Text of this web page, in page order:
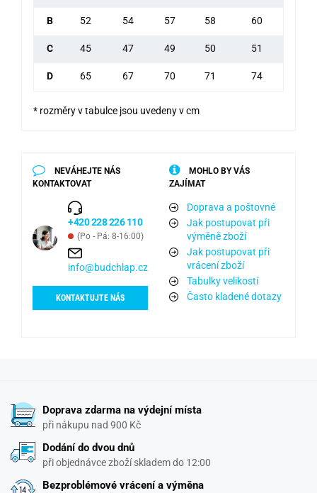
B 52 54 57 58 60
C 45 47 49 50 51
D 65 67 70 71 74
* rozměry v tabulce jsou uvedeny v cm
NEVÁHEJTE NÁS
KONTAKTOVAT
+420 228 226 110
(Po - Pá: 8-16:00)
info@budchlap.cz
KONTAKTUJTE NÁS
MOHLO BY VÁS
ZAJÍMAT
Doprava a poštovné
Jak postupovat při
výměně zboží
Jak postupovat při
vrácení zboží
Tabulky velikostí
Často kladené dotazy
Doprava zdarma na výdejní místa
při nákupu nad 900 Kč
Dodání do dvou dnů
při objednávce zboží skladem do 12:00
Bezproblémové vrácení a výměna